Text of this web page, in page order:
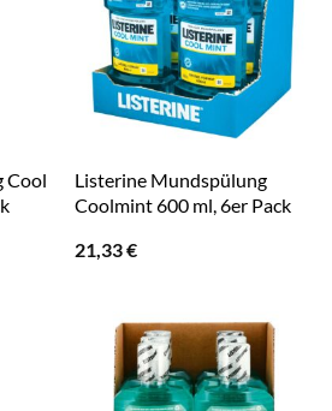
Cool
Listerine Mundspülung
Coolmint 600 ml, 6er Pack
21,33€